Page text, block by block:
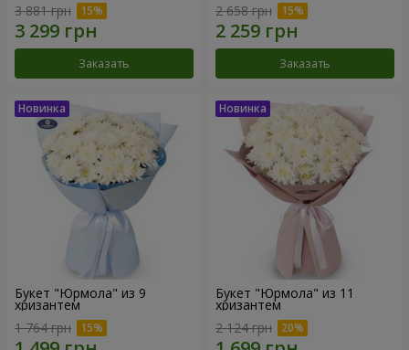
3 881 грн
Заказать
2 658 грн
Заказать
Букет "Юрмола" из 9
хризантем
1 764 грн
Букет "Юрмола" из 11
хризантем
2 124 грн